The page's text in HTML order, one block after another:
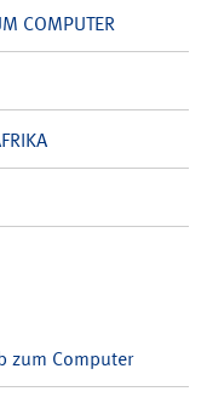
COMPUTER
zum Computer